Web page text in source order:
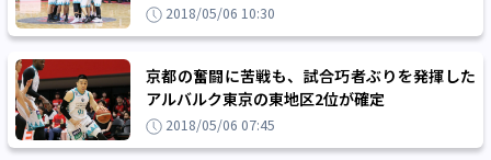
2018/05/06 10:30
京都の奮闘に苦戦も、試合巧者ぶりを発揮した
アルバルク東京の東地区2位が確定
2018/05/06 07:45